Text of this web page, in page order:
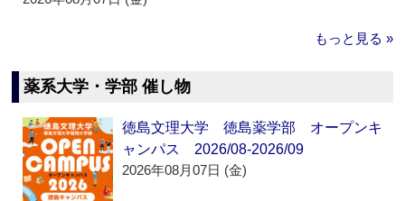
もっと見る »
薬系大学・学部 催し物
徳島文理大学 徳島薬学部 オープンキ
ャンパス 2026/08-2026/09
2026年08月07日 (金)